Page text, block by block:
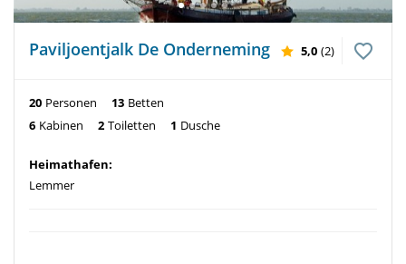
Paviljoentjalk De Onderneming 5,0 (2)
20 Personen 13 Betten
6 Kabinen 2 Toiletten 1 Dusche
Heimathafen:
Lemmer